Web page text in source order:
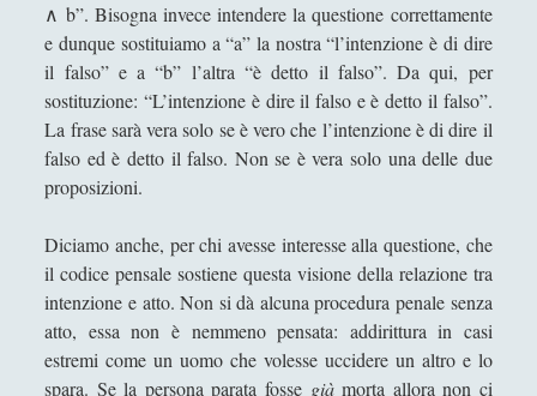
la guerra attraverso il cinema
Riproducendo la contaminazione che si purifica
per rispecchiamento
Roland Barthes e la moda che atrofizza ogni
variazione di stile (dal sigillo del "gangster" al
nomignolo del ciclista)
Scrivere di filosofia - Letteratura e filosofia a
confronto
Storie del Novecento - Il mondo diviso tra destra
e sinistra
Studiare filosofia all'Università?
∧ b”. Bisogna invece intendere la questione correttamente
e dunque sostituiamo a “a” la nostra “l’intenzione è di dire
il falso” e a “b” l’altra “è detto il falso”. Da qui, per
sostituzione: “L’intenzione è dire il falso e è detto il falso”.
La frase sarà vera solo se è vero che l’intenzione è di dire il
falso ed è detto il falso. Non se è vera solo una delle due
proposizioni.
Diciamo anche, per chi avesse interesse alla questione, che
il codice pensale sostiene questa visione della relazione tra
intenzione e atto. Non si dà alcuna procedura penale senza
atto, essa non è nemmeno pensata: addirittura in casi
estremi come un uomo che volesse uccidere un altro e lo
spara. Se la persona parata fosse giàmorta allora non ci